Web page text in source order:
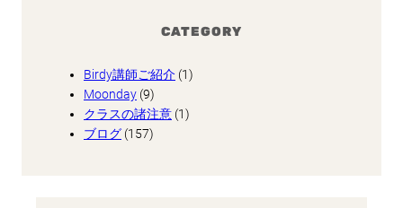
CATEGORY
Birdy講師ご紹介 (1)
Moonday (9)
クラスの諸注意 (1)
ブログ (157)